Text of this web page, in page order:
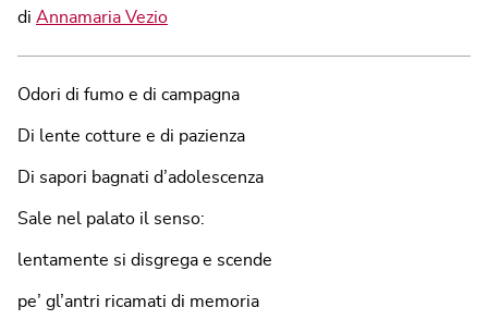
di Annamaria Vezio
Odori di fumo e di campagna
Di lente cotture e di pazienza
Di sapori bagnati d’adolescenza
Sale nel palato il senso:
lentamente si disgrega e scende
pe’ gl’antri ricamati di memoria